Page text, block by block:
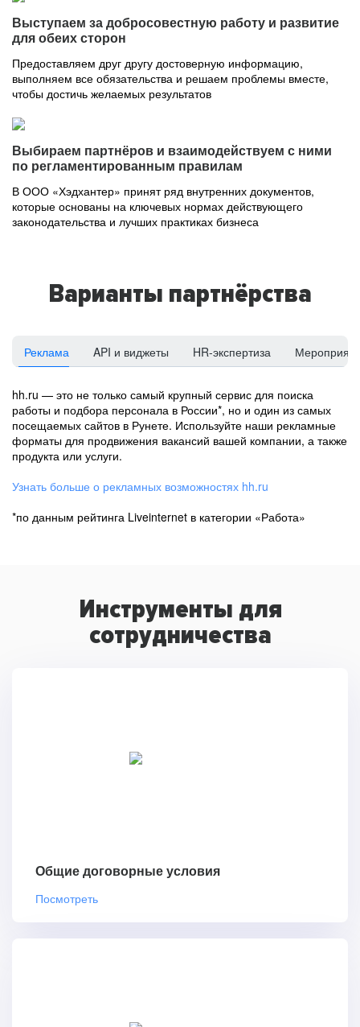
Выступаем за добросовестную работу и развитие
для обеих сторон
Предоставляем друг другу достоверную информацию,
выполняем все обязательства и решаем проблемы вместе,
чтобы достичь желаемых результатов
Выбираем партнёров и взаимодействуем с ними
по регламентированным правилам
В ООО «Хэдхантер» принят ряд внутренних документов,
которые основаны на ключевых нормах действующего
законодательства и лучших практиках бизнеса
Варианты партнёрства
Реклама API и виджеты HR-экспертиза
hh.ru — это не только самый крупный сервис для поиска
работы и подбора персонала в России*, но и один из самых
посещаемых сайтов в Рунете. Используйте наши рекламные
форматы для продвижения вакансий вашей компании, а также
продукта или услуги.
Узнать больше о рекламных возможностях hh.ru
*по данным рейтинга Liveinternet в категории «Работа»
Инструменты для
сотрудничества
Общие договорные условия
Посмотреть